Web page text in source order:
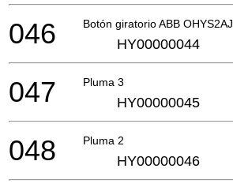
Botón giratorio ABB OHYS2AJ
046 HY00000044
Pluma 3
047 HY00000045
Pluma 2
048 HY00000046